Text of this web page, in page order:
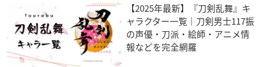
【2025年最新】『刀剣乱舞』キ
ャラクター一覧｜刀剣男士117振
の声優・刀派・絵師・アニメ情
報などを完全網羅